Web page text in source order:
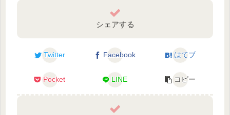
シェアする
Twitter Facebook はてブ
Pocket LINE コピー